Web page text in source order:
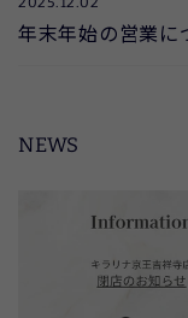
年末年始の営業に
NEWS